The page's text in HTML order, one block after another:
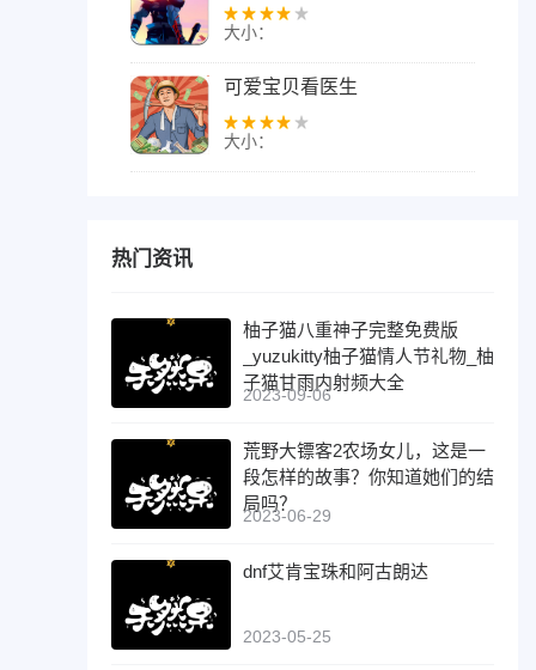
大小：
可爱宝贝看医生
大小：
热门资讯
柚子猫八重神子完整免费版
_yuzukitty柚子猫情人节礼物_柚
子猫甘雨内射频大全
2023-09-06
荒野大镖客2农场女儿，这是一
段怎样的故事？你知道她们的结
局吗？
2023-06-29
dnf艾肯宝珠和阿古朗达
2023-05-25